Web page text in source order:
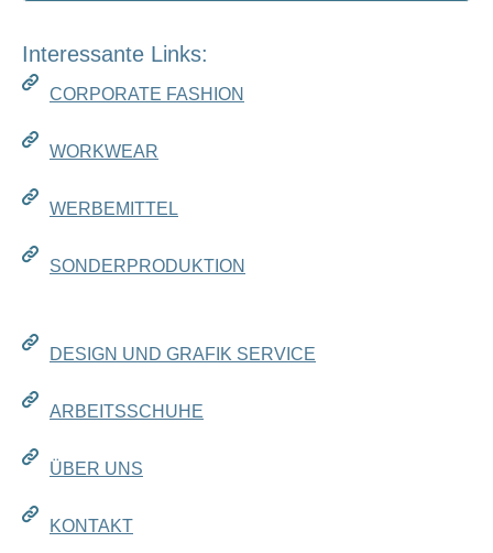
Interessante Links:
CORPORATE FASHION
WORKWEAR
WERBEMITTEL
SONDERPRODUKTION
DESIGN UND GRAFIK SERVICE
ARBEITSSCHUHE
ÜBER UNS
KONTAKT